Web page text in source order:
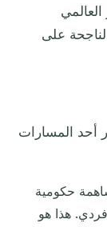
العالمي
على
أحد المسارات
حكومية
لمتقدم فردي. هذا هو